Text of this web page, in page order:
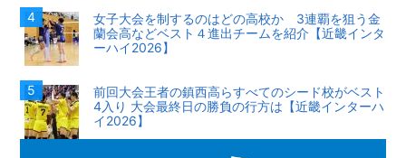
女子大会を制するのはどの高校か 3連覇を狙う金
蘭会高などベスト４進出チームを紹介【近畿インタ
ーハイ2026】
前回大会王者の鎮西高らすべてのシード校がベスト
4入り 大会最終日の勝負の行方は【近畿インターハ
イ2026】